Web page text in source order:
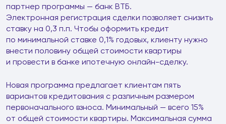
партнер программы — банк ВТБ.
Электронная регистрация сделки позволяет снизить
ставку на 0,3 п.п. Чтобы оформить кредит
по минимальной ставке 0,1% годовых, клиенту нужно
внести половину общей стоимости квартиры
и провести в банке ипотечную онлайн-сделку.
Новая программа предлагает клиентам пять
вариантов кредитования с различным размером
первоначального взноса. Минимальный — всего 15%
от общей стоимости квартиры. Максимальная сумма